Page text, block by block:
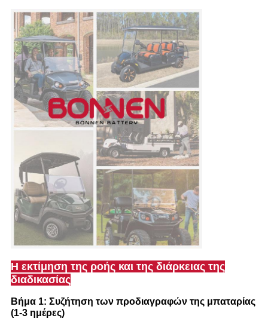
Η εκτίμηση της ροής και της διάρκειας της
διαδικασίας
Βήμα 1: Συζήτηση των προδιαγραφών της μπαταρίας
(1-3 ημέρες)